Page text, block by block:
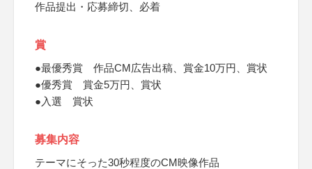
作品提出・応募締切、必着
賞
●最優秀賞 作品CM広告出稿、賞金10万円、賞状
●優秀賞 賞金5万円、賞状
●入選 賞状
募集内容
テーマにそった30秒程度のCM映像作品